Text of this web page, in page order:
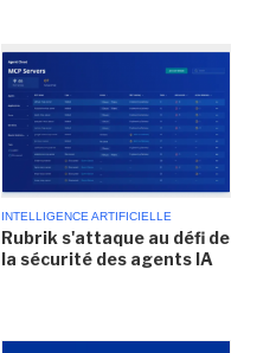
INTELLIGENCE ARTIFICIELLE
Rubrik s'attaque au défi de
la sécurité des agents IA